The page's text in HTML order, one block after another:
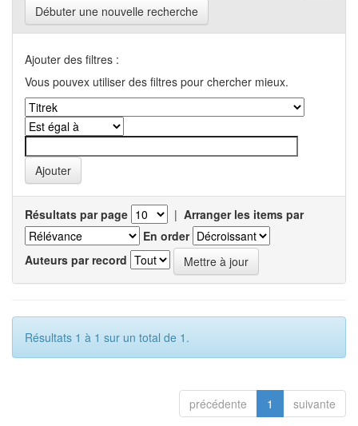
Débuter une nouvelle recherche
Ajouter des filtres :
Vous pouvex utiliser des filtres pour chercher mieux.
Résultats par page | Arranger les items par
En order
Auteurs par record
Résultats 1 à 1 sur un total de 1.
précédente 1 suivante